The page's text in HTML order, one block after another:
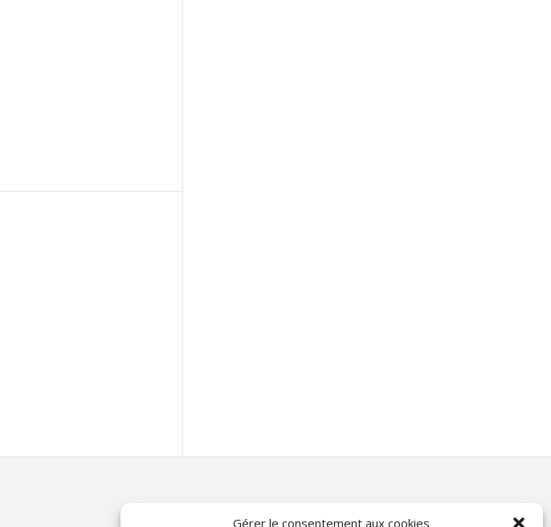
Gérer le consentement aux cookies